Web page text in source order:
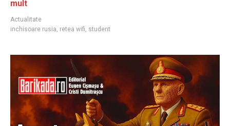
mult
Actualitate
inchisoare rusia, retea wifi, student